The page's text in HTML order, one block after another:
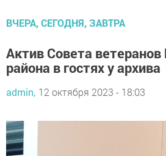
ВЧЕРА, СЕГОДНЯ, ЗАВТРА
Актив Совета ветеранов
района в гостях у архива
admin, 12 октября 2023 - 18:03